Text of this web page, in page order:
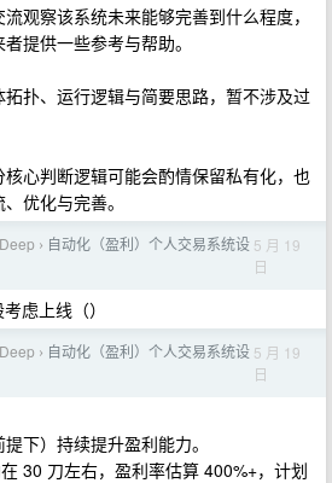
观察该系统未来能够完善到什么程度，
提供一些参考与帮助。
扑、运行逻辑与简要思路，暂不涉及过
心判断逻辑可能会酌情保留私有化，也
优化与完善。
› 自动化（盈利）个人交易系统设 5 月 19
日
虑上线（）
› 自动化（盈利）个人交易系统设 5 月 19
日
下）持续提升盈利能力。
30 刀左右，盈利率估算 400%+，计划